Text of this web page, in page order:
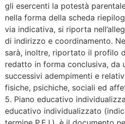
gli esercenti la potestà
nella forma della scheda
via indicativa, si riporta
di indirizzo e coordinamento.
sarà, inoltre, riportato il profilo
redatto in forma conclusiva, da
successivi adempimenti e
fisiche, psichiche, sociali ed
5. Piano educativo
educativo individualizzato